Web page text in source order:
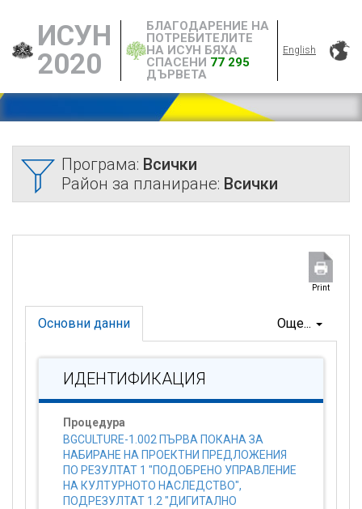
ИСУН
2020
БЛАГОДАРЕНИЕ НА
ПОТРЕБИТЕЛИТЕ
НА ИСУН БЯХА
СПАСЕНИ 77 295
ДЪРВЕТА
English
Програма: Всички
Район за планиране: Всички
Print
Още...
Основни данни
ИДЕНТИФИКАЦИЯ
Процедура
BGCULTURE-1.002 ПЪРВА ПОКАНА ЗА
НАБИРАНЕ НА ПРОЕКТНИ ПРЕДЛОЖЕНИЯ
ПО РЕЗУЛТАТ 1 "ПОДОБРЕНО УПРАВЛЕНИЕ
НА КУЛТУРНОТО НАСЛЕДСТВО",
ПОДРЕЗУЛТАТ 1.2 "ДИГИТАЛНО